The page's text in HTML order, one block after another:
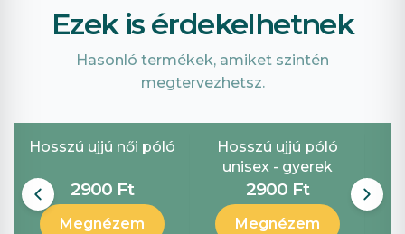
Ezek is érdekelhetnek
Hasonló termékek, amiket szintén
megtervezhetsz.
Hosszú ujjú női póló
2900 Ft
Megnézem
Hosszú ujjú póló
unisex - gyerek
2900 Ft
Megnézem